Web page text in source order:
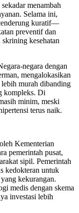
menambah
Selama ini,
kuratif—
preventif dan
kesehatan
negara dengan
mengalokasikan
murah dibanding
kompleks. Di
minim, meski
terus naik.
Kementerian
pemerintah pusat,
sipil. Pemerintah
kedokteran untuk
kekurangan.
medis dengan skema
investasi lebih